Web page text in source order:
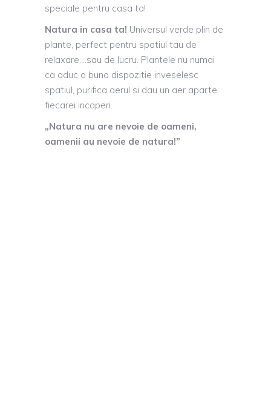
speciale pentru casa ta!
Natura in casa ta! Universul verde plin de
plante, perfect pentru spatiul tau de
relaxare….sau de lucru. Plantele nu numai
ca aduc o buna dispozitie inveselesc
spatiul, purifica aerul si dau un aer aparte
fiecarei incaperi.
„Natura nu are nevoie de oameni,
oamenii au nevoie de natura!”